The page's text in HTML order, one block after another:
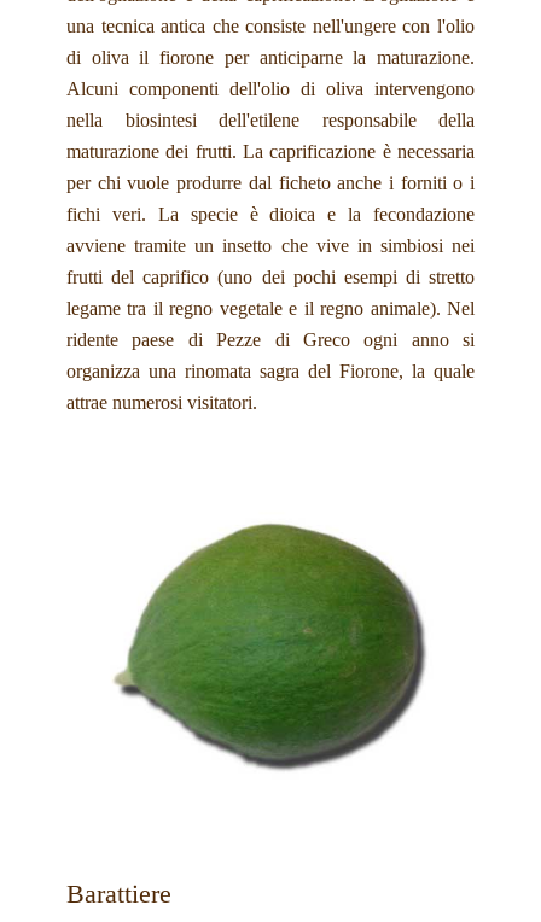
una tecnica antica che consiste nell'ungere con l'olio
di oliva il fiorone per anticiparne la maturazione.
Alcuni componenti dell'olio di oliva intervengono
nella biosintesi dell'etilene responsabile della
maturazione dei frutti. La caprificazione è necessaria
per chi vuole produrre dal ficheto anche i forniti o i
fichi veri. La specie è dioica e la fecondazione
avviene tramite un insetto che vive in simbiosi nei
frutti del caprifico (uno dei pochi esempi di stretto
legame tra il regno vegetale e il regno animale). Nel
ridente paese di Pezze di Greco ogni anno si
organizza una rinomata sagra del Fiorone, la quale
attrae numerosi visitatori.
Barattiere